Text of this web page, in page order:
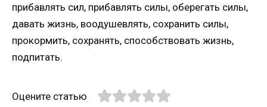
прибавлять сил, прибавлять силы, оберегать силы,
давать жизнь, воодушевлять, сохранить силы,
прокормить, сохранять, способствовать жизнь,
подпитать.
Оцените статью